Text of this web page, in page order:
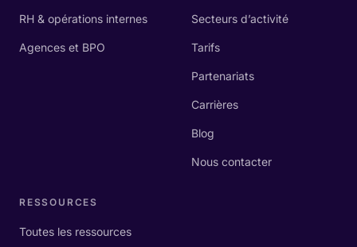
RH & opérations internes
Agences et BPO
Secteurs d’activité
Tarifs
Partenariats
Carrières
Blog
Nous contacter
RESSOURCES
Toutes les ressources